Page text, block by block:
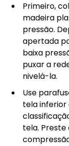
Primeiro,
madeira
pressão.
apertada
baixa
puxar a
nivelá-la.
Use
tela inferior
tela.